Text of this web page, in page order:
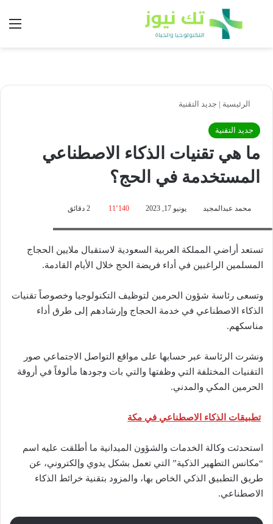
بحث عن
الرئيسية | جديد التقنية
جديد التقنية
ما هي تقنيات الذكاء الاصطناعي
المستخدمة في الحج؟
محمد عبدالمجيد يونيو 17, 2023 11٬140
تستعد أراضي المملكة العربية السعودية لاستقبال ملايين الحجاج
المسلمين الراغبين في أداء فريضة الحج خلال الأيام القادمة.
وتسعى رئاسة شؤون الحرمين لتوظيف التكنولوجيا وخصوصاً تقنيات
الذكاء الاصطناعي في خدمة الحجاج وإرشادهم إلى طرق أداء
مناسكهم.
ونشرت الرئاسة عبر حسابها على مواقع التواصل الاجتماعي صور
التقنيات المختلفة التي وظفتها والتي بات وجودها مألوفاً في أروقة
الحرمين المكي والمدني.
تطبيقات الذكاء الاصطناعي في مكة
استحدثت وكالة الخدمات والشؤون الميدانية ما أطلقت عليه اسم
“مكانس التطهير الذكية” التي تعمل بشكل يدوي وإلكتروني، عن
طريق التطبيق الذكي الخاص بها، والمزود بتقنية خرائط الذكاء
الاصطناعي.